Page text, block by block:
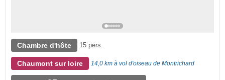
Chambre d'hôte 15 pers.
Chaumont sur loire 14,0 km à vol d'oiseau de Montrichard